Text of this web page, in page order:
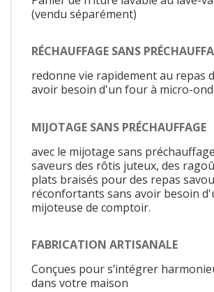
(vendu séparément)
RÉCHAUFFAGE SANS
redonne vie rapidement au repas
avoir besoin d'un four à micro-
MIJOTAGE SANS PRÉCHAUFFAGE
avec le mijotage sans
saveurs des rôtis juteux, des
plats braisés pour des repas
réconfortants sans avoir besoin
mijoteuse de comptoir.
FABRICATION ARTISANALE
Conçues pour s’intégrer
dans votre maison